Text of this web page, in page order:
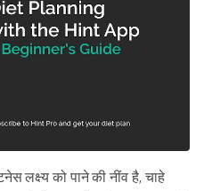
लक्ष्य को पाने की नींव है, चाहे